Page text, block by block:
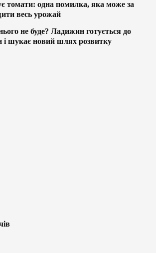
томати: одна помилка, яка може за
весь урожай
не буде? Ладижин готується до
і шукає новий шлях розвитку